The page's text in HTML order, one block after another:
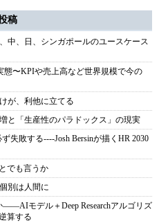
稿
中、日、シンガポールのユースケース
態〜KPIや売上高など世界規模で今の
が、利他に立てる
と「生産性のパラドックス」の現実
失敗する----Josh Bersinが描くHR 2030
でも言うか
別は人間に
モデル＋Deep Researchアルゴリズ
算する